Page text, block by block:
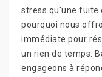
stress qu'une fuite
pourquoi nous
immédiate pour
un rien de temps.
engageons à